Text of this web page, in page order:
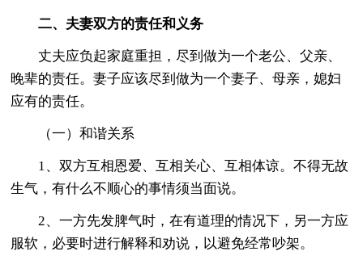
二、夫妻双方的责任和义务
丈夫应负起家庭重担，尽到做为一个老公、父亲、
晚辈的责任。妻子应该尽到做为一个妻子、母亲，媳妇
应有的责任。
（一）和谐关系
1、双方互相恩爱、互相关心、互相体谅。不得无故
生气，有什么不顺心的事情须当面说。
2、一方先发脾气时，在有道理的情况下，另一方应
服软，必要时进行解释和劝说，以避免经常吵架。